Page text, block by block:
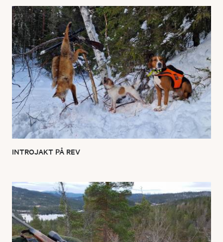
INTROJAKT PÅ REV